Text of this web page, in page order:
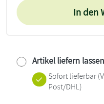
In den
Artikel liefern lassen
Sofort lieferbar
Post/DHL)